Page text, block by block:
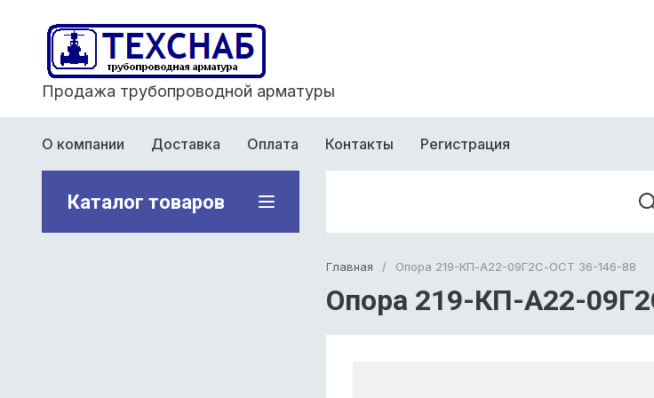
Продажа трубопроводной арматуры
О компании Доставка Оплата Контакты Регистрация
Каталог товаров
Главная / Опора 219-КП-А22-09Г2С-ОСТ 36-146-88
Опора 219-КП-А22-